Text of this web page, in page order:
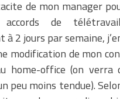
tacite de mon manager
accords de
2 jours par semaine,
modification de mon
home-office (on verra
peu moins tendue).